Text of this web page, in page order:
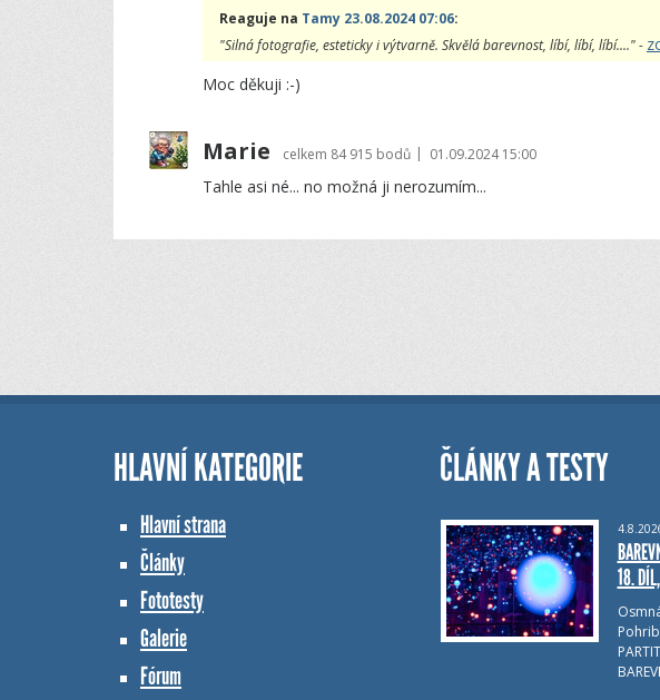
Reaguje na Tamy 23.08.2024 07:06:
"Silná fotografie, esteticky i výtvarně. Skvělá barevnost, líbí, líbí, líbí...." -
Moc děkuji :-)
Marie celkem 84 915 bodů | 01.09.2024 15:00
Tahle asi né... no možná ji nerozumím...
HLAVNÍ KATEGORIE
Hlavní strana
Články
Fototesty
Galerie
Fórum
ČLÁNKY A TESTY
18.